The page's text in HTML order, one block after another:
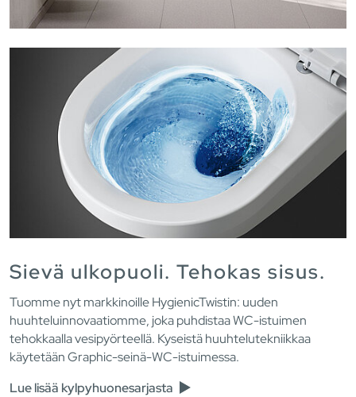
Sievä ulkopuoli. Tehokas sisus.
Tuomme nyt markkinoille HygienicTwistin: uuden
huuhteluinnovaatiomme, joka puhdistaa WC-istuimen
tehokkaalla vesipyörteellä. Kyseistä huuhtelutekniikkaa
käytetään Graphic-seinä-WC-istuimessa.
Lue lisää kylpyhuonesarjasta